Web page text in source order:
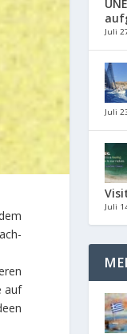
auf
Juli
Juli
Juli